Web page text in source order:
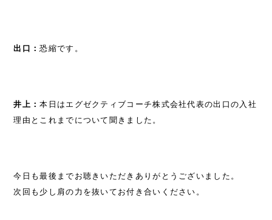
出口：恐縮です。
井上：本日はエグゼクティブコーチ株式会社代表の出口の入社
理由とこれまでについて聞きました。
今日も最後までお聴きいただきありがとうございました。
次回も少し肩の力を抜いてお付き合いください。